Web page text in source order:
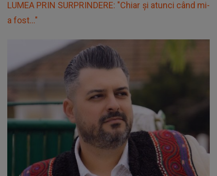
LUMEA PRIN SURPRINDERE: "Chiar și atunci când mi-
a fost..."